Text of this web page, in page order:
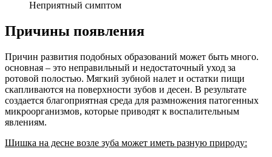
Неприятный симптом
Причины появления
Причин развития подобных образований может быть много.
основная – это неправильный и недостаточный уход за
ротовой полостью. Мягкий зубной налет и остатки пищи
скапливаются на поверхности зубов и десен. В результате
создается благоприятная среда для размножения патогенных
микроорганизмов, которые приводят к воспалительным
явлениям.
Шишка на десне возле зуба может иметь разную природу: